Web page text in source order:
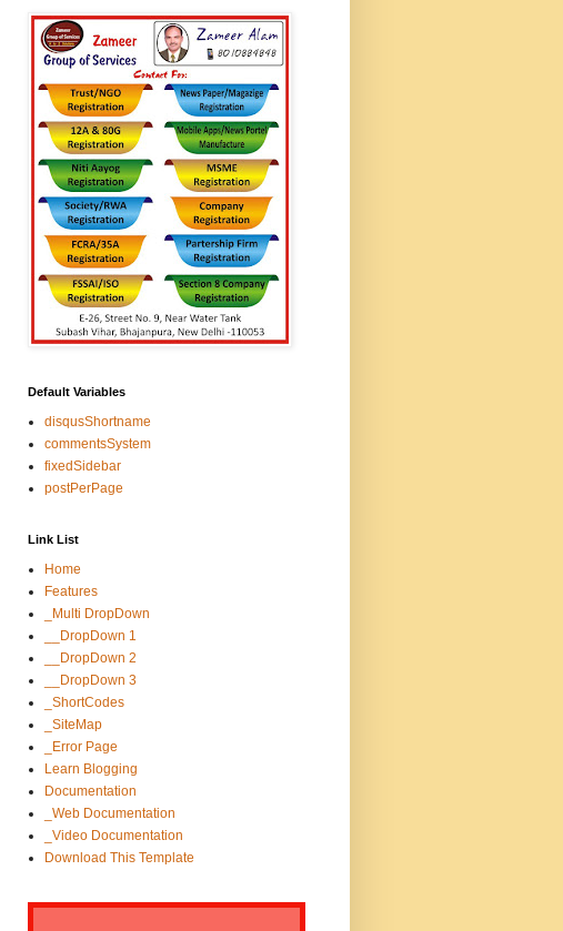
Default Variables
disqusShortname
commentsSystem
fixedSidebar
postPerPage
Link List
Home
Features
_Multi DropDown
__DropDown 1
__DropDown 2
__DropDown 3
_ShortCodes
_SiteMap
_Error Page
Learn Blogging
Documentation
_Web Documentation
_Video Documentation
Download This Template